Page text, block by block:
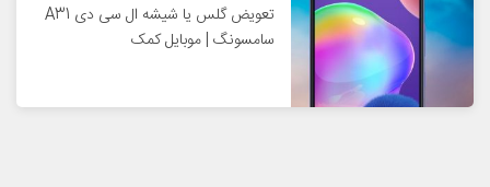
تعویض گلس یا شیشه ال سی دی A31
سامسونگ | موبایل کمک